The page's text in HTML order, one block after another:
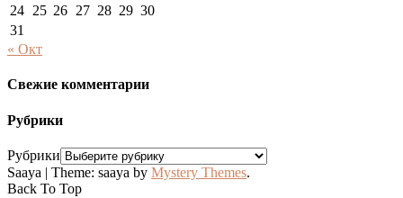
24 25 26 27 28 29 30
31
« Окт
Свежие комментарии
Рубрики
Рубрики
Saaya | Theme: saaya by Mystery Themes.
Back To Top